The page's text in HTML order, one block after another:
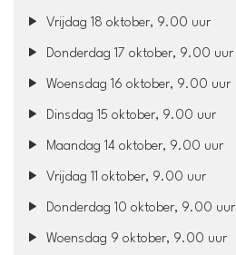
Vrijdag 18 oktober, 9.00 uur
Donderdag 17 oktober, 9.00 uur
Woensdag 16 oktober, 9.00 uur
Dinsdag 15 oktober, 9.00 uur
Maandag 14 oktober, 9.00 uur
Vrijdag 11 oktober, 9.00 uur
Donderdag 10 oktober, 9.00 uur
Woensdag 9 oktober, 9.00 uur